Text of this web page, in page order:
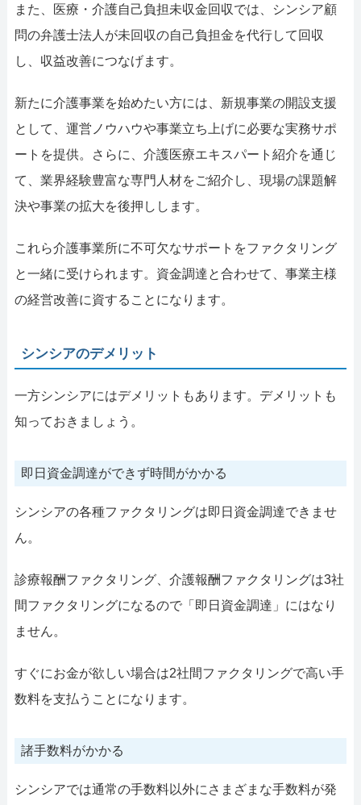
また、医療・介護自己負担未収金回収では、シンシア顧
問の弁護士法人が未回収の自己負担金を代行して回収
し、収益改善につなげます。
新たに介護事業を始めたい方には、新規事業の開設支援
として、運営ノウハウや事業立ち上げに必要な実務サポ
ートを提供。さらに、介護医療エキスパート紹介を通じ
て、業界経験豊富な専門人材をご紹介し、現場の課題解
決や事業の拡大を後押しします。
これら介護事業所に不可欠なサポートをファクタリング
と一緒に受けられます。資金調達と合わせて、事業主様
の経営改善に資することになります。
シンシアのデメリット
一方シンシアにはデメリットもあります。デメリットも
知っておきましょう。
即日資金調達ができず時間がかかる
シンシアの各種ファクタリングは即日資金調達できませ
ん。
診療報酬ファクタリング、介護報酬ファクタリングは3社
間ファクタリングになるので「即日資金調達」にはなり
ません。
すぐにお金が欲しい場合は2社間ファクタリングで高い手
数料を支払うことになります。
諸手数料がかかる
シンシアでは通常の手数料以外にさまざまな手数料が発